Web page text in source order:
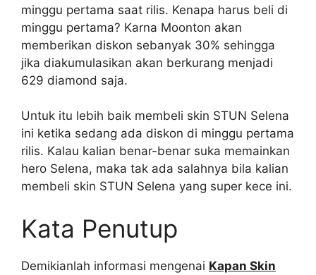
minggu pertama saat rilis. Kenapa harus beli di
minggu pertama? Karna Moonton akan
memberikan diskon sebanyak 30% sehingga
jika diakumulasikan akan berkurang menjadi
629 diamond saja.
Untuk itu lebih baik membeli skin STUN Selena
ini ketika sedang ada diskon di minggu pertama
rilis. Kalau kalian benar-benar suka memainkan
hero Selena, maka tak ada salahnya bila kalian
membeli skin STUN Selena yang super kece ini.
Kata Penutup
Demikianlah informasi mengenai Kapan Skin